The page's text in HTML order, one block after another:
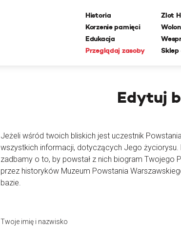
Historia
Korzenie pamięci
Edukacja
Przeglądaj zasoby
Zlot
Edytuj
Jeżeli wśród twoich bliskich jest uczestnik
wszystkich informacji, dotyczących Jego
zadbamy o to, by powstał z nich biogram Twojego
przez historyków Muzeum Powstania
bazie.
Twoje imię i nazwisko